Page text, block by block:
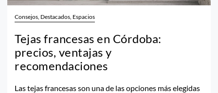
Consejos, Destacados, Espacios
Tejas francesas en Córdoba:
precios, ventajas y
recomendaciones
Las tejas francesas son una de las opciones más elegidas